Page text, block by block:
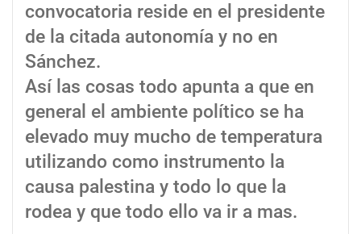
convocatoria reside en el presidente
de la citada autonomía y no en
Sánchez.
Así las cosas todo apunta a que en
general el ambiente político se ha
elevado muy mucho de temperatura
utilizando como instrumento la
causa palestina y todo lo que la
rodea y que todo ello va ir a mas.